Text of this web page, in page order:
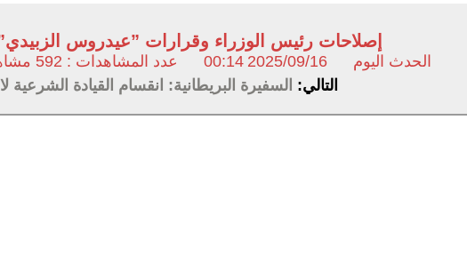
إصلاحات رئيس الوزراء وقرارات ”عيدروس
الحدث اليوم 2025/09/16
00:14 عدد المشاهدات : 592 مشاهده
التالي: السفيرة البريطانية: انقسام القيادة